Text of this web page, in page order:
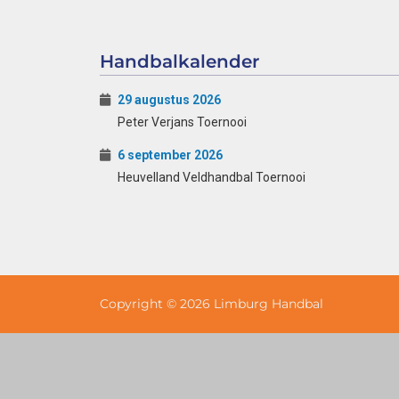
Handbalkalender
29 augustus 2026
Peter Verjans Toernooi
6 september 2026
Heuvelland Veldhandbal Toernooi
Copyright © 2026 Limburg Handbal